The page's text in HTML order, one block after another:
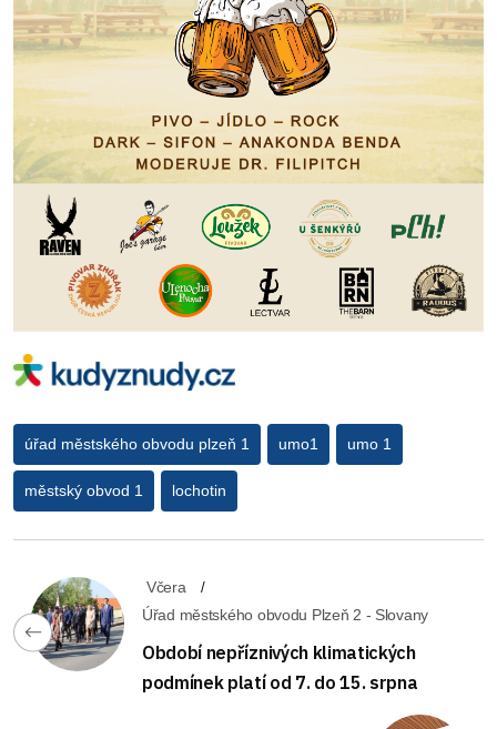
úřad městského obvodu plzeň 1 umo1 umo 1
městský obvod 1 lochotin
Včera
Úřad městského obvodu Plzeň 2 - Slovany
Období nepříznivých klimatických
podmínek platí od 7. do 15. srpna